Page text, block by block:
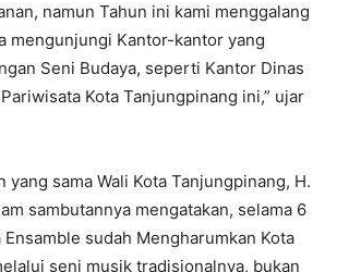
namun Tahun ini kami menggalang
mengunjungi Kantor-kantor yang
Seni Budaya, seperti Kantor Dinas
Kota Tanjungpinang ini,” ujar
yang sama Wali Kota Tanjungpinang, H.
sambutannya mengatakan, selama 6
sudah Mengharumkan Kota
seni musik tradisionalnya, bukan